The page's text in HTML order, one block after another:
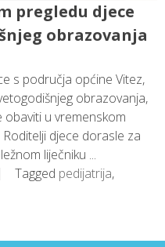
pregledu djece
obrazovanja
s područja općine Vitez,
obrazovanja,
u vremenskom
djece dorasle za
liječniku ...
Tagged pedijatrija,